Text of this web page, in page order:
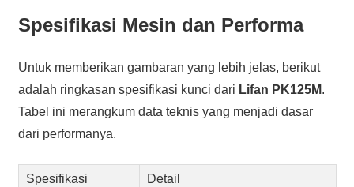
Spesifikasi Mesin dan Performa
Untuk memberikan gambaran yang lebih jelas, berikut
adalah ringkasan spesifikasi kunci dari Lifan PK125M.
Tabel ini merangkum data teknis yang menjadi dasar
dari performanya.
Spesifikasi Detail